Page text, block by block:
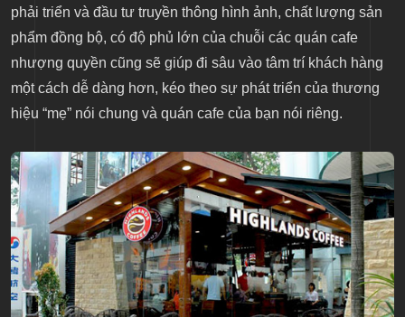
phải triển và đầu tư truyền thông hình ảnh, chất lượng sản
phẩm đồng bộ, có độ phủ lớn của chuỗi các quán cafe
nhượng quyền cũng sẽ giúp đi sâu vào tâm trí khách hàng
một cách dễ dàng hơn, kéo theo sự phát triển của thương
hiệu “mẹ” nói chung và quán cafe của bạn nói riêng.